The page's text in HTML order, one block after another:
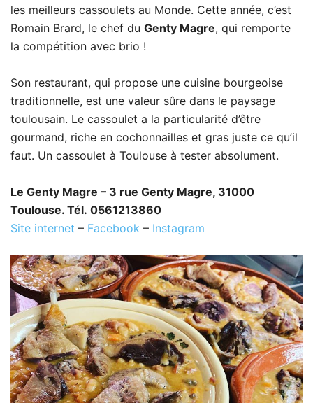
les meilleurs cassoulets au Monde. Cette année, c’est
Romain Brard, le chef du Genty Magre, qui remporte
la compétition avec brio !
Son restaurant, qui propose une cuisine bourgeoise
traditionnelle, est une valeur sûre dans le paysage
toulousain. Le cassoulet a la particularité d’être
gourmand, riche en cochonnailles et gras juste ce qu’il
faut. Un cassoulet à Toulouse à tester absolument.
Le Genty Magre – 3 rue Genty Magre, 31000
Toulouse. Tél. 0561213860
Site internet – Facebook – Instagram